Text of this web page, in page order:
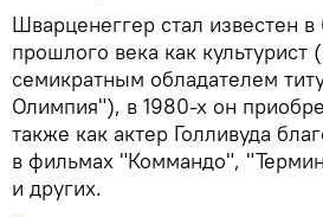
Шварценеггер стал известен
прошлого века как культурист
семикратным обладателем
Олимпия"), в 1980-х он
также как актер Голливуда
в фильмах "Коммандо",
и других.